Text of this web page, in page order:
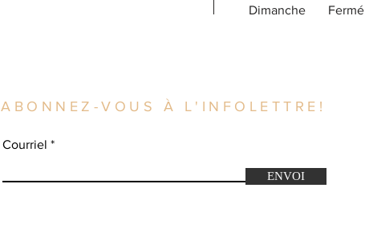
​Dimanche Fermé
ABONNEZ-VOUS À L'INFOLETTRE!
Courriel
ENVOI